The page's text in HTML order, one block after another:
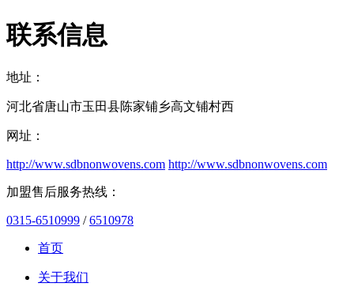
联系信息
地址：
河北省唐山市玉田县陈家铺乡高文铺村西
网址：
http://www.sdbnonwovens.com http://www.sdbnonwovens.com
加盟售后服务热线：
0315-6510999 /6510978
首页
关于我们